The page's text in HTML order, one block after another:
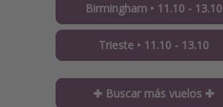
Birmingham ‣ 11.10 - 13.10
Trieste ‣ 11.10 - 13.10
✚ Buscar más vuelos ✚